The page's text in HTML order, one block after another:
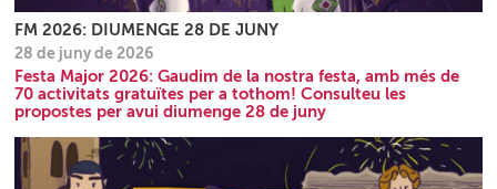
FM 2026: DIUMENGE 28 DE JUNY
28 de juny de 2026
Festa Major 2026: Gaudim de la nostra festa, amb més de
70 activitats gratuïtes per a tothom! Consulteu les
propostes per avui diumenge 28 de juny